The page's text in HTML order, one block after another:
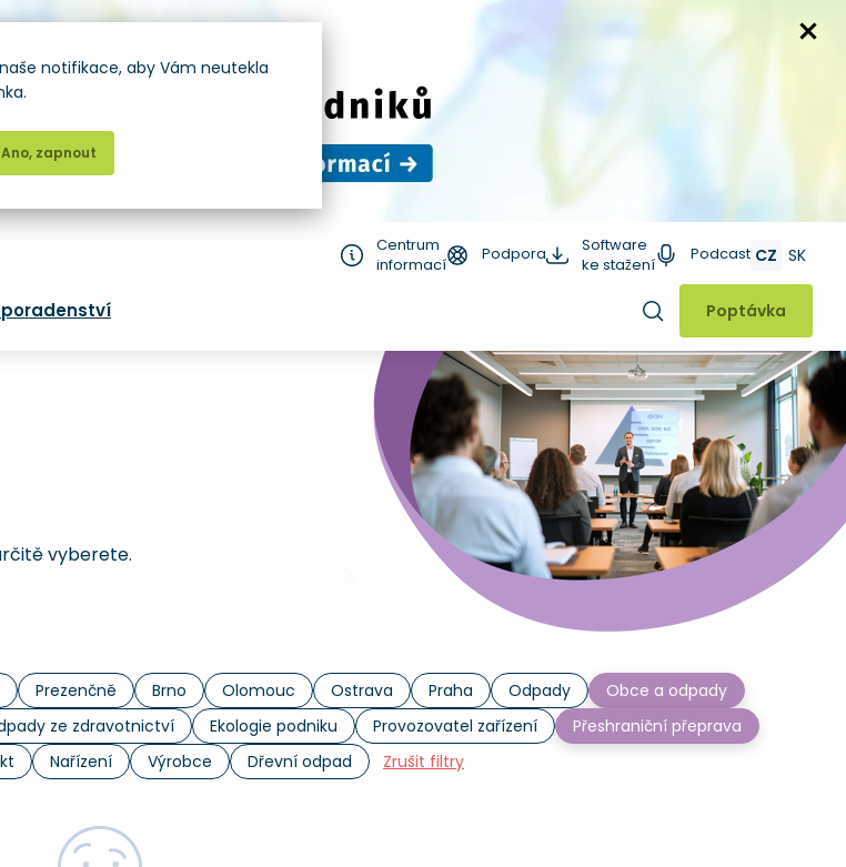
Centrum
informací
Podpora
Software
ke stažení
Podcast CZ SK
poradenství Hledat
Poptávka
vyberete.
Prezenčně Brno Olomouc Ostrava Praha Odpady
Obce a odpady
ze zdravotnictví Ekologie podniku Provozovatel zařízení
Přeshraniční přeprava
Nařízení Výrobce Dřevní odpad Zrušit filtry
notifikace, aby Vám neutekla
Ano, zapnout